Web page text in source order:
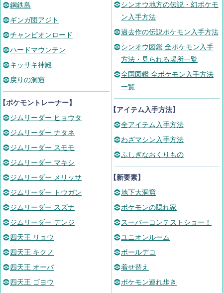
鋼鉄島
ギンガ団アジト
チャンピオンロード
ハードマウンテン
キッサキ神殿
戻りの洞窟
ポケモントレーナー】
ジムリーダー ヒョウタ
ジムリーダー ナタネ
ジムリーダー スモモ
ジムリーダー マキシ
ジムリーダー メリッサ
ジムリーダー トウガン
ジムリーダー スズナ
ジムリーダー デンジ
四天王 リョウ
四天王 キクノ
四天王 オーバ
四天王 ゴヨウ
シンオウ地方の伝説・幻ポケモ
ン入手方法
過去作の伝説ポケモン入手方法
シンオウ図鑑 全ポケモン入手
方法・見られる場所一覧
全国図鑑 全ポケモン入手方法
一覧
【アイテム入手方法】
全アイテム入手方法
わざマシン入手方法
ふしぎなおくりもの
【新要素】
地下大洞窟
ポケモンの隠れ家
スーパーコンテストショー！
ユニオンルーム
ボールデコ
着せ替え
ポケモン連れ歩き